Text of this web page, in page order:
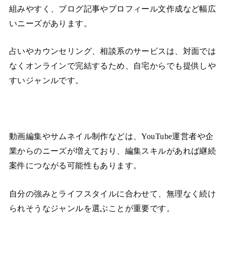
組みやすく、ブログ記事やプロフィール文作成など幅広
いニーズがあります。
占いやカウンセリング、相談系のサービスは、対面では
なくオンラインで完結するため、自宅からでも提供しや
すいジャンルです。
動画編集やサムネイル制作などは、YouTube運営者や企
業からのニーズが増えており、編集スキルがあれば継続
案件につながる可能性もあります。
自分の強みとライフスタイルに合わせて、無理なく続け
られそうなジャンルを選ぶことが重要です。